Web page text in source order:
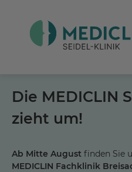
Die MEDICLIN
zieht um!
Ab Mitte August finden Sie
MEDICLIN Fachklinik